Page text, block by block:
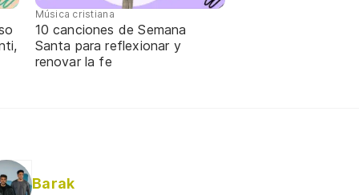
Música cristiana
10 canciones de Semana
Santa para reflexionar y
renovar la fe
Barak